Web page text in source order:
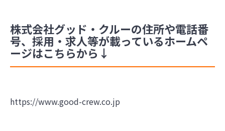
株式会社グッド・クルーの住所や電話番
号、採用・求人等が載っているホームペ
ージはこちらから↓
https://www.good-crew.co.jp